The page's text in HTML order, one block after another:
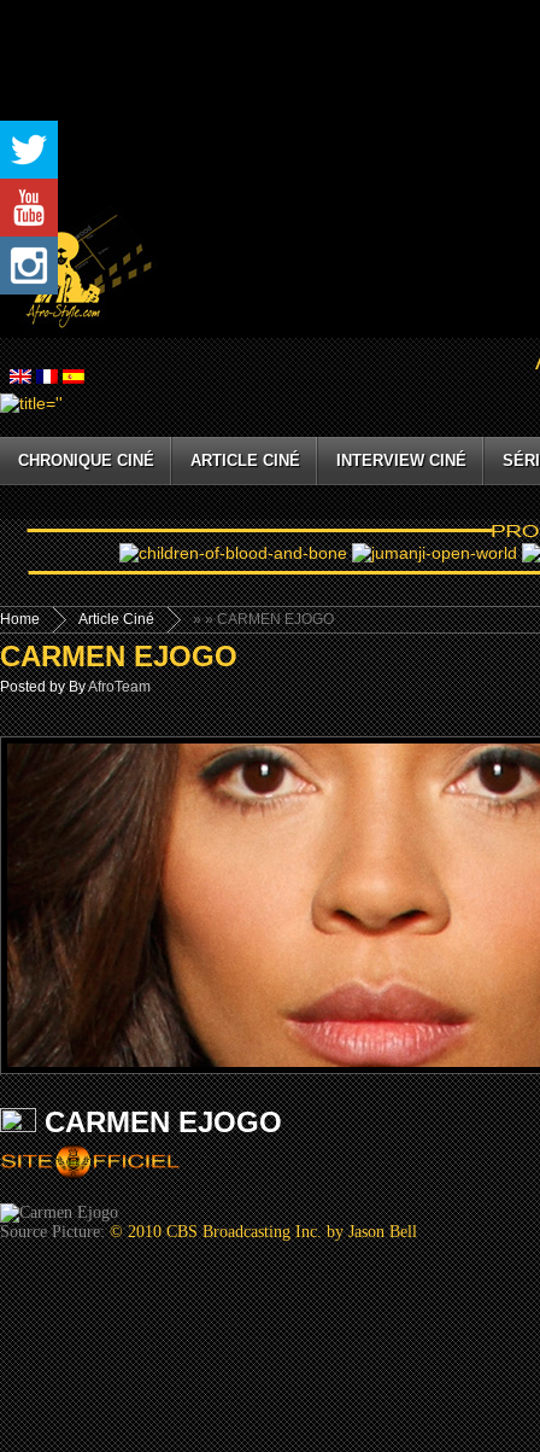
CHRONIQUE CINÉ ARTICLE CINÉ INTERVIEW CINÉ
Home »
Article Ciné » CARMEN EJOGO
CARMEN EJOGO
Posted by ByAfroTeam
CARMEN EJOGO
Source Picture:© 2010 CBS Broadcasting Inc. by Jason Bell